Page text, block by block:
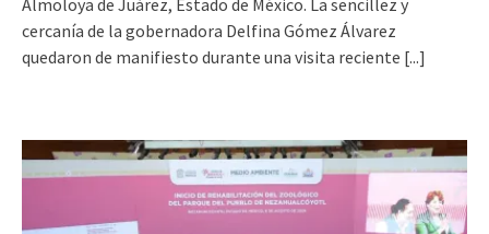
Almoloya de Juárez, Estado de México. La sencillez y
cercanía de la gobernadora Delfina Gómez Álvarez
quedaron de manifiesto durante una visita reciente [...]